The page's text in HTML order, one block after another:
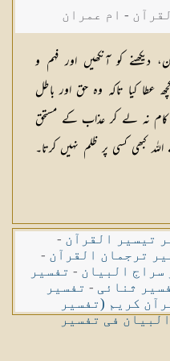
- ام عمران
دیکھنے کو آنکھیں اور فہم و
کیا تاکہ وہ حق اور باطل
کام نہ لے کر عذاب کے مستحق
کبھی کسی پر ظلم نہیں کرتا۔
تیسیر القرآن -
ترجمان القرآن -
سراج البیان - تفسیر
ثنائی - تفسیر
کریم (تفسیر
فی تفسیر